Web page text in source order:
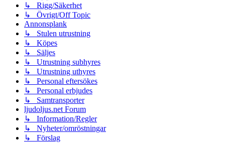
↳ Rigg/Säkerhet
↳ Övrigt/Off Topic
Annonsplank
↳ Stulen utrustning
↳ Köpes
↳ Säljes
↳ Utrustning subhyres
↳ Utrustning uthyres
↳ Personal eftersökes
↳ Personal erbjudes
↳ Samtransporter
ljudoljus.net Forum
↳ Information/Regler
↳ Nyheter/omröstningar
↳ Förslag